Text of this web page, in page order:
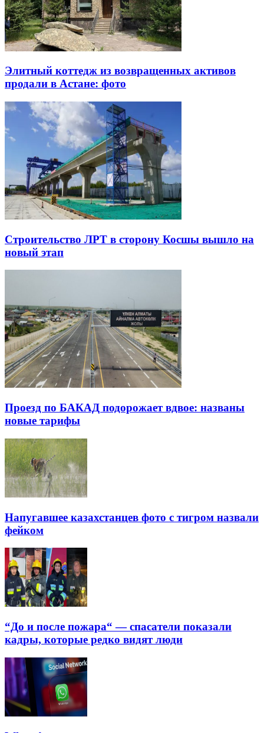
Элитный коттедж из возвращенных активов
продали в Астане: фото
Строительство ЛРТ в сторону Косшы вышло на
новый этап
Проезд по БАКАД подорожает вдвое: названы
новые тарифы
Напугавшее казахстанцев фото с тигром назвали
фейком
“До и после пожара“ — спасатели показали
кадры, которые редко видят люди